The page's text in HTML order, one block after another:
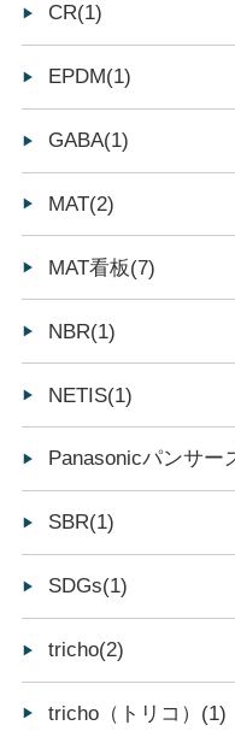
CR(1)
EPDM(1)
GABA(1)
MAT(2)
MAT看板(7)
NBR(1)
NETIS(1)
Panasonicパンサー
SBR(1)
SDGs(1)
tricho(2)
tricho（トリコ）(1)